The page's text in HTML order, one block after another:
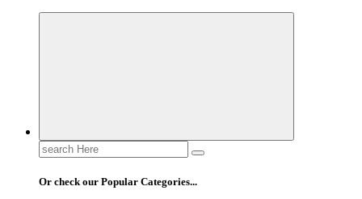
Search
for:
Or check our Popular Categories...